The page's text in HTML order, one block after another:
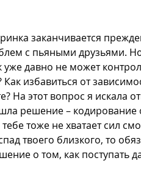
заканчивается
с пьяными друзьями. Но
уже давно не может
избавиться от
На этот вопрос я искала
решение – кодирование
тоже не хватает сил
твоего близкого, то
о том, как поступать